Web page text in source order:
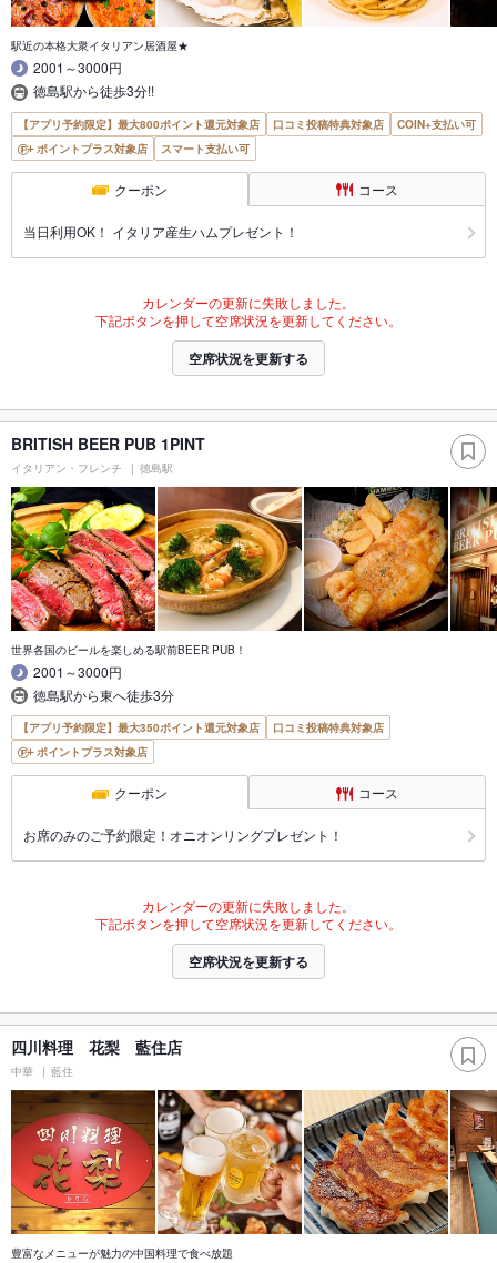
駅近の本格大衆イタリアン居酒屋★
2001～3000円
徳島駅から徒歩3分!!
【アプリ予約限定】最大800ポイント還元対象店 口コミ投稿特典対象店
COIN+支払い可
ポイントプラス対象店
スマート支払い可
クーポン コース
当日利用OK！ イタリア産生ハムプレゼント！
カレンダーの更新に失敗しました。
下記ボタンを押して空席状況を更新してください。
空席状況を更新する
BRITISH BEER PUB 1PINT
イタリアン・フレンチ 徳島駅
世界各国のビールを楽しめる駅前BEER PUB！
2001～3000円
徳島駅から東へ徒歩3分
【アプリ予約限定】最大350ポイント還元対象店
口コミ投稿特典対象店
ポイントプラス対象店
クーポン コース
お席のみのご予約限定！オニオンリングプレゼント！
カレンダーの更新に失敗しました。
下記ボタンを押して空席状況を更新してください。
空席状況を更新する
四川料理 花梨 藍住店
中華 藍住
豊富なメニューが魅力の中国料理で食べ放題